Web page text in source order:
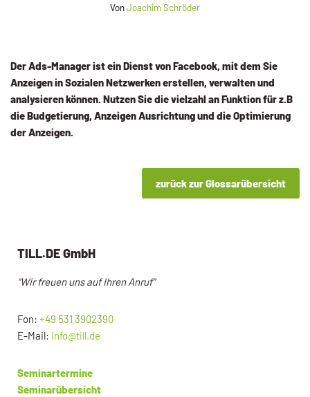
VonJoachim Schröder
Der Ads-Manager ist ein Dienst von Facebook, mit dem Sie
Anzeigen in Sozialen Netzwerken erstellen, verwalten und
analysieren können. Nutzen Sie die vielzahl an Funktion für z.B
die Budgetierung, Anzeigen Ausrichtung und die Optimierung
der Anzeigen.
zurück zur Glossarübersicht
TILL.DE GmbH
“Wir freuen uns auf Ihren Anruf”
Fon: +49 531 3902390
E-Mail: info@till.de
Seminartermine
Seminarübersicht